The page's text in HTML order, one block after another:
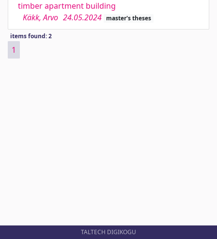
timber apartment building
Käkk, Arvo 24.05.2024 master's theses
items found: 2
1
TALTECH DIGIKOGU